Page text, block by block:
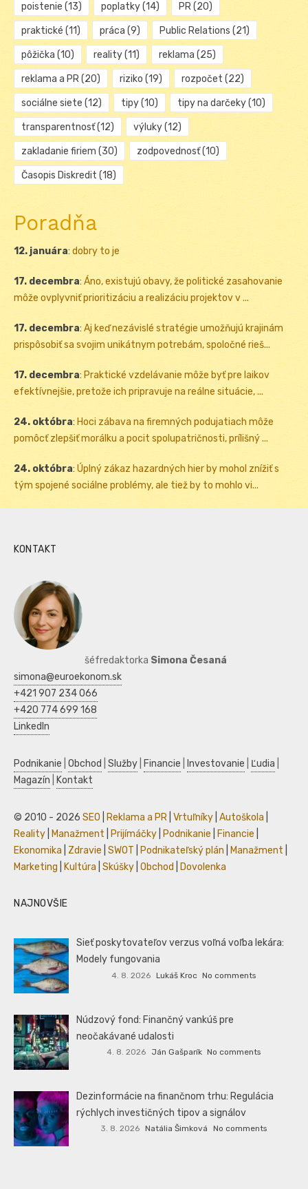
poistenie (13) poplatky(14) PR(20)
praktické (11) práca (9) Public Relations (21)
pôžička (10) reality(11) reklama (25)
reklama a PR(20) riziko (19) rozpočet (22)
sociálne siete (12) tipy(10) tipy na darčeky(10)
transparentnosť(12) výluky(12)
zakladanie firiem (30) zodpovednosť(10)
Časopis Diskredit (18)
Poradňa
12. januára: dobry to je
17. decembra: Áno, existujú obavy, že politické zasahovanie
môže ovplyvniť prioritizáciu a realizáciu projektov v ...
17. decembra: Aj keď nezávislé stratégie umožňujú krajinám
prispôsobiť sa svojim unikátnym potrebám, spoločné rieš...
17. decembra: Praktické vzdelávanie môže byť pre laikov
efektívnejšie, pretože ich pripravuje na reálne situácie, ...
24. októbra: Hoci zábava na firemných podujatiach môže
pomôcť zlepšiť morálku a pocit spolupatričnosti, prílišný ...
24. októbra: Úplný zákaz hazardných hier by mohol znížiť s
tým spojené sociálne problémy, ale tiež by to mohlo vi...
KONTAKT
šéfredaktorka Simona Česaná
simona@euroekonom.sk
+421 907 234 066
+420 774 699 168
LinkedIn
Podnikanie Obchod Služby Financie Investovanie Ľudia
Magazín
Kontakt
© 2010 - 2026 SEO Reklama a PR Vrtuľníky Autoškola
Reality
Manažment Prijímáčky Podnikanie Financie
Ekonomika
Zdravie SWOT Podnikateľský plán Manažment
Marketing
Kultúra Skúšky Obchod Dovolenka
NAJNOVŠIE
Sieť poskytovateľov verzus voľná voľba lekára:
Modely fungovania
4. 8. 2026 Lukáš Kroc No comments
Núdzový fond: Finančný vankúš pre
neočakávané udalosti
4. 8. 2026 Ján Gašparík No comments
Dezinformácie na finančnom trhu: Regulácia
rýchlych investičných tipov a signálov
3. 8. 2026 Natália Šimková No comments